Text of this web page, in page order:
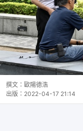
撰文： 歐陽德浩
出版： 2022-04-17 21:14